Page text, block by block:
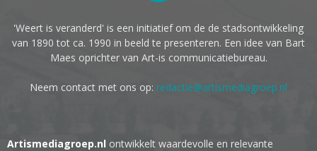
'Weert is veranderd' is een initiatief om de de stadsontwikkeling
van 1890 tot ca. 1990 in beeld te presenteren. Een idee van Bart
Maes oprichter van Art-is communicatiebureau.
Neem contact met ons op: redactie@artismediagroep.nl
Artismediagroep.nl ontwikkelt waardevolle en relevante